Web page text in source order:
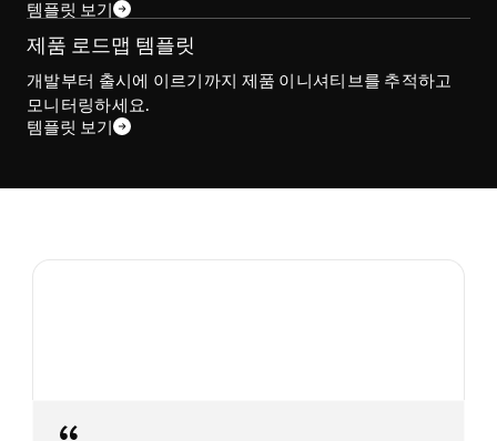
템플릿 보기
제품 로드맵 템플릿
개발부터 출시에 이르기까지 제품 이니셔티브를 추적하고
모니터링하세요.
템플릿 보기